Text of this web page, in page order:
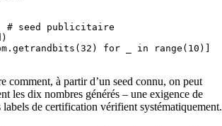
# seed publicitaire
for _ in range(10)]
comment, à partir d’un seed connu, on peut
les dix nombres générés – une exigence de
labels de certification vérifient systématiquement.